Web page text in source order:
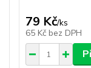
79 Kč/ks
65 Kč bez DPH